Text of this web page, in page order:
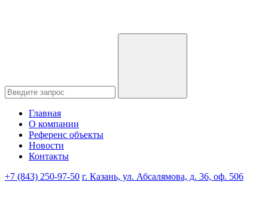
Главная
О компании
Референс объекты
Новости
Контакты
+7 (843) 250-97-50 г. Казань, ул. Абсалямова, д. 36, оф. 506